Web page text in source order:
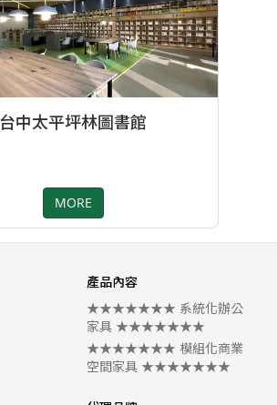
台中太平坪林圖書館
MORE
產品內容
★★★★★★★ 系統化辦公
家具 ★★★★★★★
★★★★★★★ 模組化商業
空間家具 ★★★★★★★